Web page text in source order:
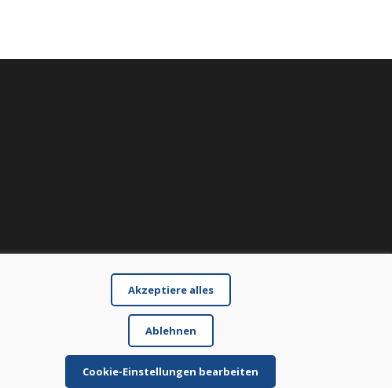
Akzeptiere alles
Ablehnen
Cookie-Einstellungen bearbeiten